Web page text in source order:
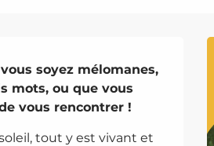
soyez mélomanes,
mots, ou que vous
vous rencontrer !
tout y est vivant et